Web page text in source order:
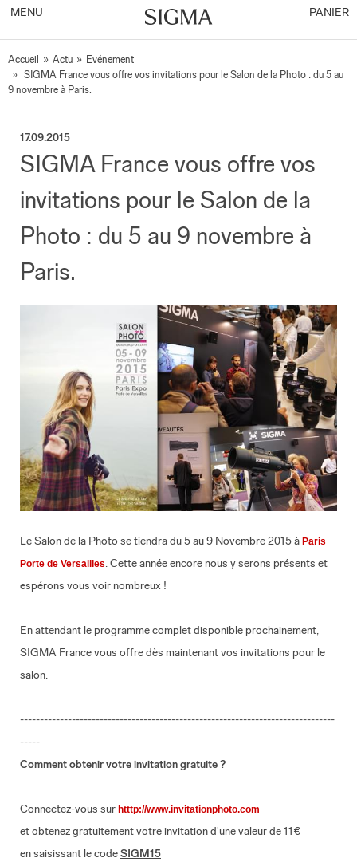
MENU PANIER
Accueil » Actu » Evénement
» SIGMA France vous offre vos invitations pour le Salon de la Photo : du 5 au
9 novembre à Paris.
17.09.2015
SIGMA France vous offre vos
invitations pour le Salon de la
Photo : du 5 au 9 novembre à
Paris.
Le Salon de la Photo se tiendra du 5 au 9 Novembre 2015 à Paris
Porte de Versailles. Cette année encore nous y serons présents et
espérons vous voir nombreux !
En attendant le programme complet disponible prochainement,
SIGMA France vous offre dès maintenant vos invitations pour le
salon.
-------------------------------------------------------------------------------
-----
Comment obtenir votre invitation gratuite ?
Connectez-vous sur htttp://www.invitationphoto.com
et obtenez gratuitement votre invitation d'une valeur de 11€
en saisissant le codeSIGM15